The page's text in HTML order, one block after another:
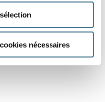
nécessaires